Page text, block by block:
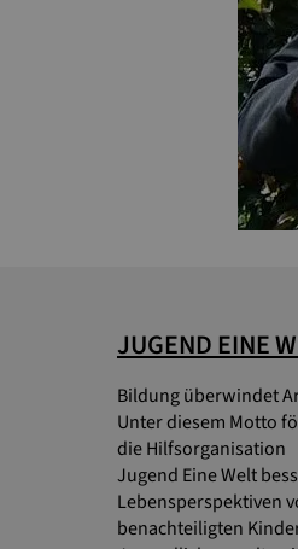
JUGEND EINE
Bildung überwindet
Unter diesem Motto
die Hilfsorganisation
Jugend Eine Welt
Lebensperspektiven
benachteiligten